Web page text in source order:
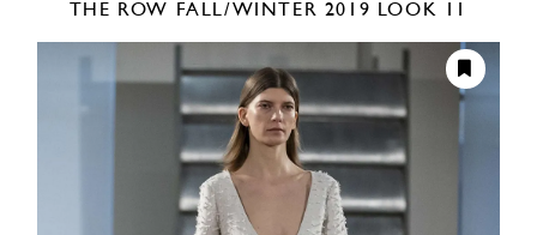
THE ROW FALL/WINTER 2019 LOOK 11